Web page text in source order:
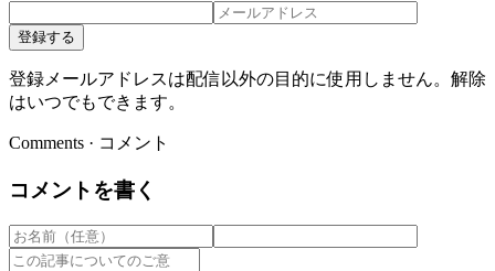
登録する
登録メールアドレスは配信以外の目的に使用しません。解除
はいつでもできます。
Comments · コメント
コメントを書く